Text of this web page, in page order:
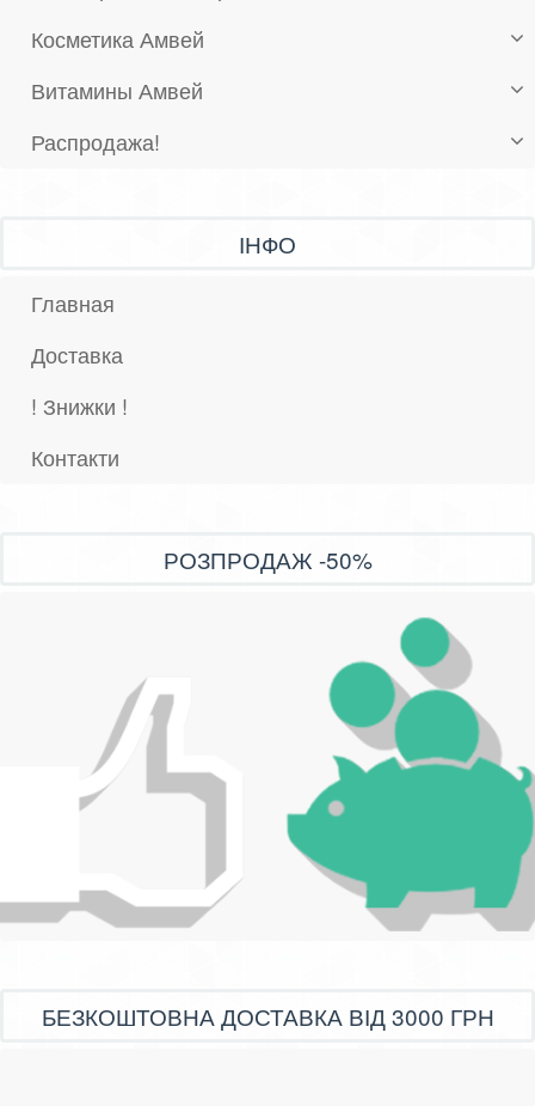
Косметика Амвей
Витамины Амвей
Распродажа!
ІНФО
Главная
Доставка
! Знижки !
Контакти
РОЗПРОДАЖ -50%
БЕЗКОШТОВНА ДОСТАВКА ВІД 3000 ГРН